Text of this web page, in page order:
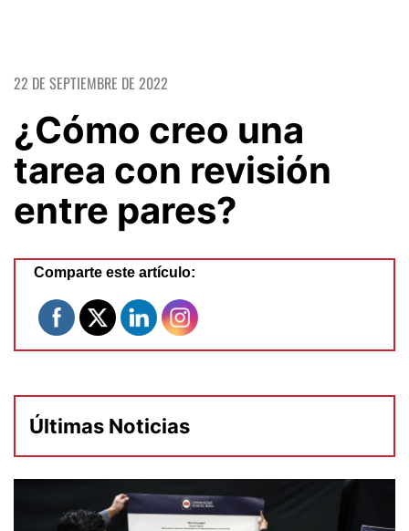
22 DE SEPTIEMBRE DE 2022
¿Cómo creo una
tarea con revisión
entre pares?
Comparte este artículo:
Últimas Noticias